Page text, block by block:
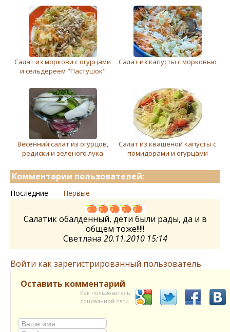
Салат из моркови с огурцами
и сельдереем "Пастушок"
Салат из капусты с морковью
Весенний салат из огурцов,
редиски и зеленого лука
Салат из квашеной капусты с
помидорами и огурцами
Комментарии пользователей:
Последние Первые
Салатик обалденный, дети были рады, да и в
общем тоже!!!!!
Светлана 20.11.2010 15:14
Войти как зарегистрированный пользователь.
Оставить комментарий
Как пользователь
социальной сети